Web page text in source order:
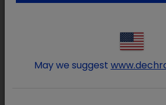
sono
sulla cute del cane. Quando il
immunitario risulta soppresso
May we suggest